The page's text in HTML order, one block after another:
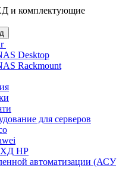
и комплектующие
Desktop
Rackmount
для серверов
HP
автоматизации (АСУ